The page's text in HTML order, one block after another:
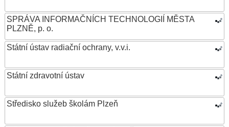
SPRÁVA INFORMAČNÍCH TECHNOLOGIÍ MĚSTA
PLZNĚ, p. o.
Státní ústav radiační ochrany, v.v.i.
Státní zdravotní ústav
Středisko služeb školám Plzeň